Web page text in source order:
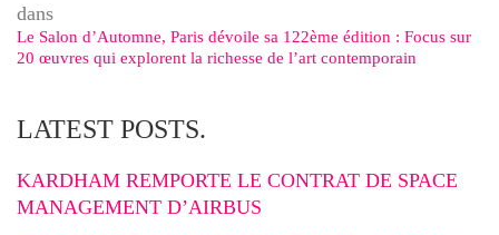
dans
Le Salon d’Automne, Paris dévoile sa 122ème édition : Focus sur
20 œuvres qui explorent la richesse de l’art contemporain
LATEST POSTS.
KARDHAM REMPORTE LE CONTRAT DE SPACE
MANAGEMENT D’AIRBUS